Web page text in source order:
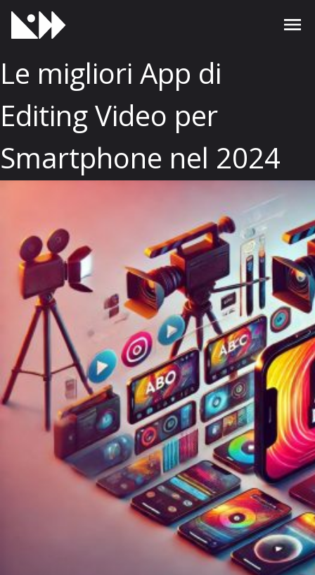
Le migliori App di
Editing Video per
Smartphone nel 2024